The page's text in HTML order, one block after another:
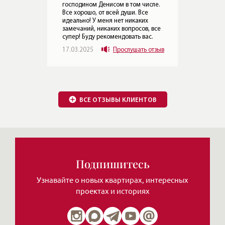
Подпишитесь
ЧИТАТЬ MAX
ЧИТАТЬ ТЕЛЕГРАМ